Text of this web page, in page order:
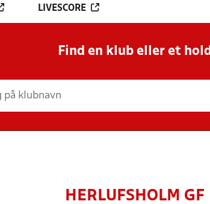
LIVESCORE
Find en klub eller et hold
HERLUFSHOLM GF